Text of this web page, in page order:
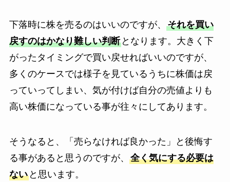
下落時に株を売るのはいいのですが、 それを買い
戻すのはかなり難しい判断となります。大きく下
がったタイミングで買い戻せればいいのですが、
多くのケースでは様子を見ているうちに株価は戻
っていってしまい、気が付けば自分の売値よりも
高い株価になっている事が往々にしてあります。
そうなると、「売らなければ良かった」と後悔す
る事があると思うのですが、 全く気にする必要は
ないと思います。